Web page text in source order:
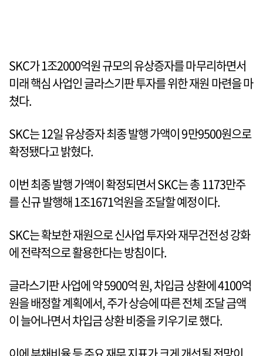
SKC가 1조2000억원 규모의 유상증자를 마무리하면서
미래 핵심 사업인 글라스기판 투자를 위한 재원 마련을 마
쳤다.
SKC는 12일 유상증자 최종 발행 가액이 9만9500원으로
확정됐다고 밝혔다.
이번 최종 발행 가액이 확정되면서 SKC는 총 1173만주
를 신규 발행해 1조1671억원을 조달할 예정이다.
SKC는 확보한 재원으로 신사업 투자와 재무건전성 강화
에 전략적으로 활용한다는 방침이다.
글라스기판 사업에 약 5900억 원, 차입금 상환에 4100억
원을 배정할 계획에서, 주가 상승에 따른 전체 조달 금액
이 늘어나면서 차입금 상환 비중을 키우기로 했다.